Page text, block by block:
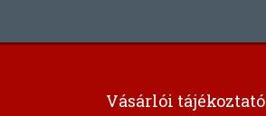
Vásárlói tájékoztató